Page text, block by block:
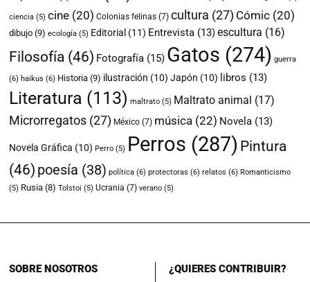
ciencia (5) cine (20) Colonias felinas (7) cultura (27) Cómic (20)
dibujo (9) ecología (5) Editorial (11) Entrevista (13)escultura (16)
Filosofía (46) Fotografía (15) Gatos (274) guerra
(6) haikus (6) Historia (9) ilustración (10) Japón (10) libros (13)
Literatura (113) maltrato (5) Maltrato animal (17)
Microrregatos (27) México (7) música (22) Novela (13)
Novela Gráfica (10) Perro (5) Perros (287) Pintura
(46) poesía (38) política (6) protectoras (6) relatos (6) Romanticismo
(5) Rusia (8) Tolstoi (5) Ucrania (7) verano (5)
SOBRE NOSOTROS ¿QUIERES CONTRIBUIR?